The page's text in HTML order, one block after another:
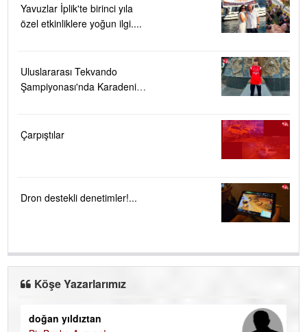
Yavuzlar İplik'te birinci yıla
özel etkinliklere yoğun ilgi....
Uluslararası Tekvando
Şampiyonası'nda Karadeniz
Çarpıştılar
Dron destekli denetimler!...
Köşe Yazarlarımız
doğan yıldıztan